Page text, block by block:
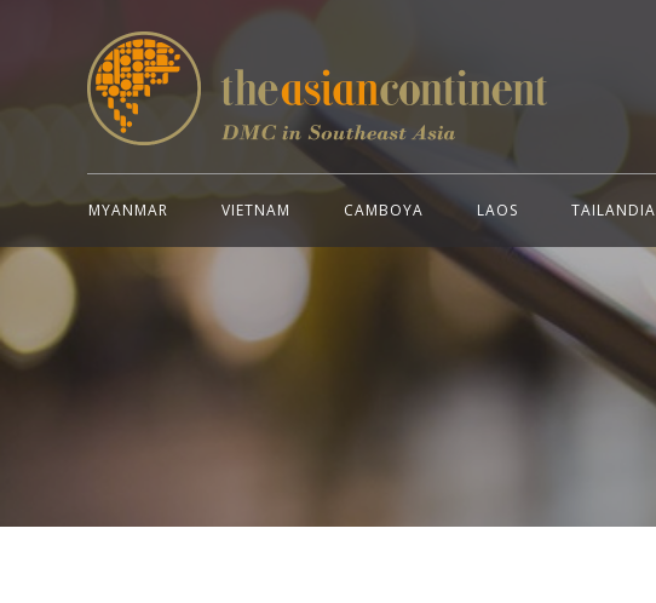
MYANMAR VIETNAM CAMBOYA LAOS TAILANDIA